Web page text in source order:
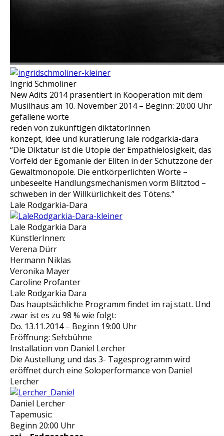
Ingrid Schmoliner
New Adits 2014 präsentiert in Kooperation mit dem
Musilhaus am 10. November 2014 – Beginn: 20:00 Uhr
gefallene worte
reden von zukünftigen diktatorInnen
konzept, idee und kuratierung lale rodgarkia-dara
“Die Diktatur ist die Utopie der Empathielosigkeit, das
Vorfeld der Egomanie der Eliten in der Schutzzone der
Gewaltmonopole. Die entkörperlichten Worte –
unbeseelte Handlungsmechanismen vorm Blitztod –
schweben in der Willkürlichkeit des Tötens.”
Lale Rodgarkia-Dara
Lale Rodgarkia Dara
KünstlerInnen:
Verena Dürr
Hermann Niklas
Veronika Mayer
Caroline Profanter
Lale Rodgarkia Dara
Das hauptsächliche Programm findet im raj statt. Und
zwar ist es zu 98 % wie folgt:
Do. 13.11.2014 – Beginn 19:00 Uhr
Eröffnung: Seh:bühne
Installation von Daniel Lercher
Die Austellung und das 3- Tagesprogramm wird
eröffnet durch eine Soloperformance von Daniel
Lercher
Daniel Lercher
Tapemusic:
Beginn 20:00 Uhr